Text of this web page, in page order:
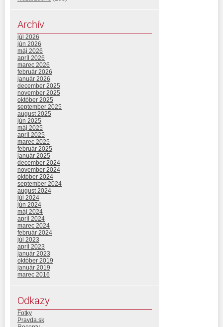
Archív
júl 2026
jún 2026
máj 2026
apríl 2026
marec 2026
február 2026
január 2026
december 2025
november 2025
október 2025
september 2025
august 2025
jún 2025
máj 2025
apríl 2025
marec 2025
február 2025
január 2025
december 2024
november 2024
október 2024
september 2024
august 2024
júl 2024
jún 2024
máj 2024
apríl 2024
marec 2024
február 2024
júl 2023
apríl 2023
január 2023
október 2019
január 2019
marec 2016
Odkazy
Fotky
Pravda.sk